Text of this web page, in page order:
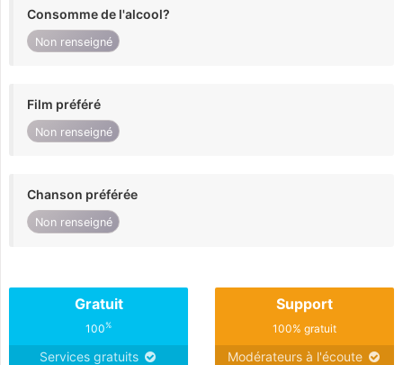
Consomme de l'alcool?
Non renseigné
Film préféré
Non renseigné
Chanson préférée
Non renseigné
Gratuit
100%
Services gratuits
Support
100% gratuit
Modérateurs à l'écoute